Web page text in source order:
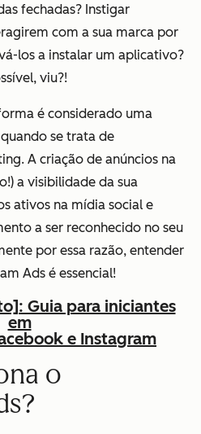
fechadas? Instigar
com a sua marca por
los a instalar um aplicativo?
viu?!
é considerado uma
se trata de
A criação de anúncios na
a visibilidade da sua
ativos na mídia social e
a ser reconhecido no seu
por essa razão, entender
Ads é essencial!
Guia para iniciantes
em
e Instagram
o